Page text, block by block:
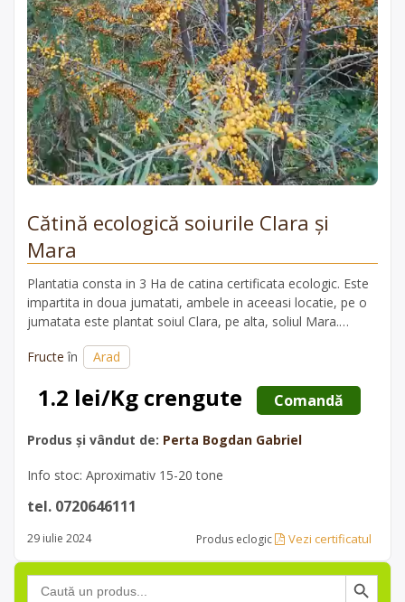
Cătină ecologică soiurile Clara și
Mara
Plantatia consta in 3 Ha de catina certificata ecologic. Este
impartita in doua jumatati, ambele in aceeasi locatie, pe o
jumatata este plantat soiul Clara, pe alta, soliul Mara.
Fructe în Arad
1.2 lei/Kg crengute Comandă
Produs și vândut de: Perta Bogdan Gabriel
Info stoc: Aproximativ 15-20 tone
tel. 0720646111
29 iulie 2024 Produs eclogic Vezi certificatul
Search
for:
Search Button